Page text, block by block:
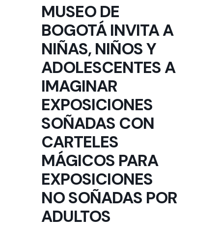
MUSEO DE
BOGOTÁ INVITA A
NIÑAS, NIÑOS Y
ADOLESCENTES A
IMAGINAR
EXPOSICIONES
SOÑADAS CON
CARTELES
MÁGICOS PARA
EXPOSICIONES
NO SOÑADAS POR
ADULTOS